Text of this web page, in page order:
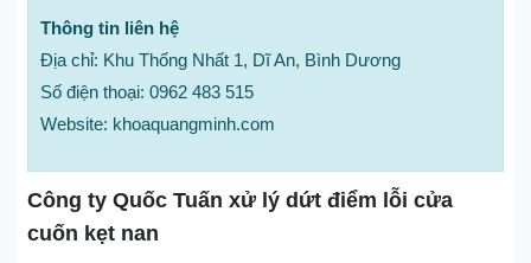
Thông tin liên hệ
Địa chỉ: Khu Thống Nhất 1, Dĩ An, Bình Dương
Số điện thoại: 0962 483 515
Website: khoaquangminh.com
Công ty Quốc Tuấn xử lý dứt điểm lỗi cửa
cuốn kẹt nan